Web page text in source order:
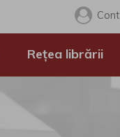
Cont
Rețea librării